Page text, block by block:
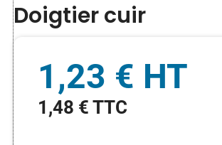
Doigtier cuir
1,23 € HT
1,48 € TTC